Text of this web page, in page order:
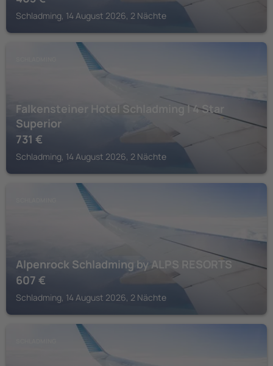
Schladming, 14 August 2026, 2 Nächte
Falkensteiner Hotel Schladming l 4 Star
Superior
731 €
Schladming, 14 August 2026, 2 Nächte
Alpenrock Schladming by ALPS RESORTS
607 €
Schladming, 14 August 2026, 2 Nächte